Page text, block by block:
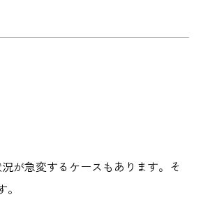
が急変するケースもあります。そ